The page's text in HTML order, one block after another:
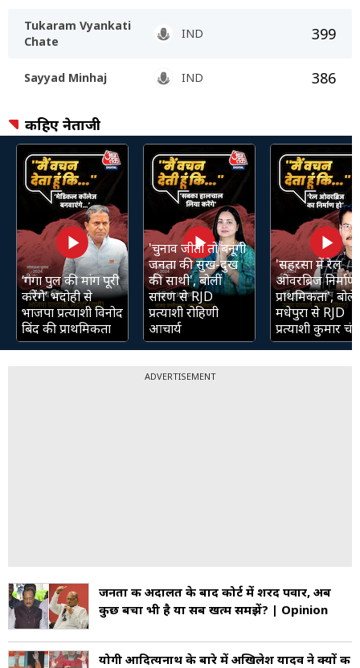
Tukaram Vyankati
Chate
IND 399
Sayyad Minhaj IND 386
कहिए नेताजी
‘गंगा पुल की मांग पूरी
करेंगे’ भदोही से
भाजपा प्रत्याशी विनोद
बिंद की प्राथमिकता
'चुनाव जीती तो बनूंगी
जनता की सुख-दुख
की साथी', बोलीं
सारण से RJD
प्रत्याशी रोहिणी
आचार्य
'सहरसा में रेल
ओवरब्रिज निर्माण
प्राथमिकता', बोले
मधेपुरा से RJD
प्रत्याशी कुमार
ADVERTISEMENT
जनता की अदालत के बाद कोर्ट में शरद पवार, अब
कुछ बचा भी है या सब खत्‍म समझें? | Opinion
योगी आदित्यनाथ के बारे में अखिलेश यादव ने क्यों की